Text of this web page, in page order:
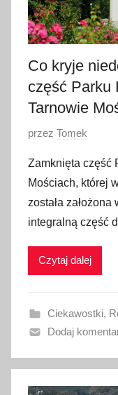
Co kryje
część Parku
Tarnowie
O
u
b
l
i
w
n
o
s
i
przez Tomek
Zamknięta część
Mościach, której
została
integralną część
Czytaj dalej
Ciekawostki,
Dodaj